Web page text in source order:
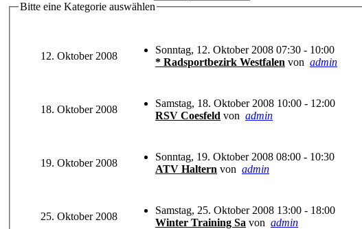
Bitte eine Kategorie auswählen
12. Oktober 2008
Sonntag, 12. Oktober 2008 07:30 - 10:00
* Radsportbezirk Westfalen von admin
18. Oktober 2008
Samstag, 18. Oktober 2008 10:00 - 12:00
RSV Coesfeld von admin
19. Oktober 2008
Sonntag, 19. Oktober 2008 08:00 - 10:30
ATV Haltern von admin
25. Oktober 2008
Samstag, 25. Oktober 2008 13:00 - 18:00
Winter Training Sa von admin